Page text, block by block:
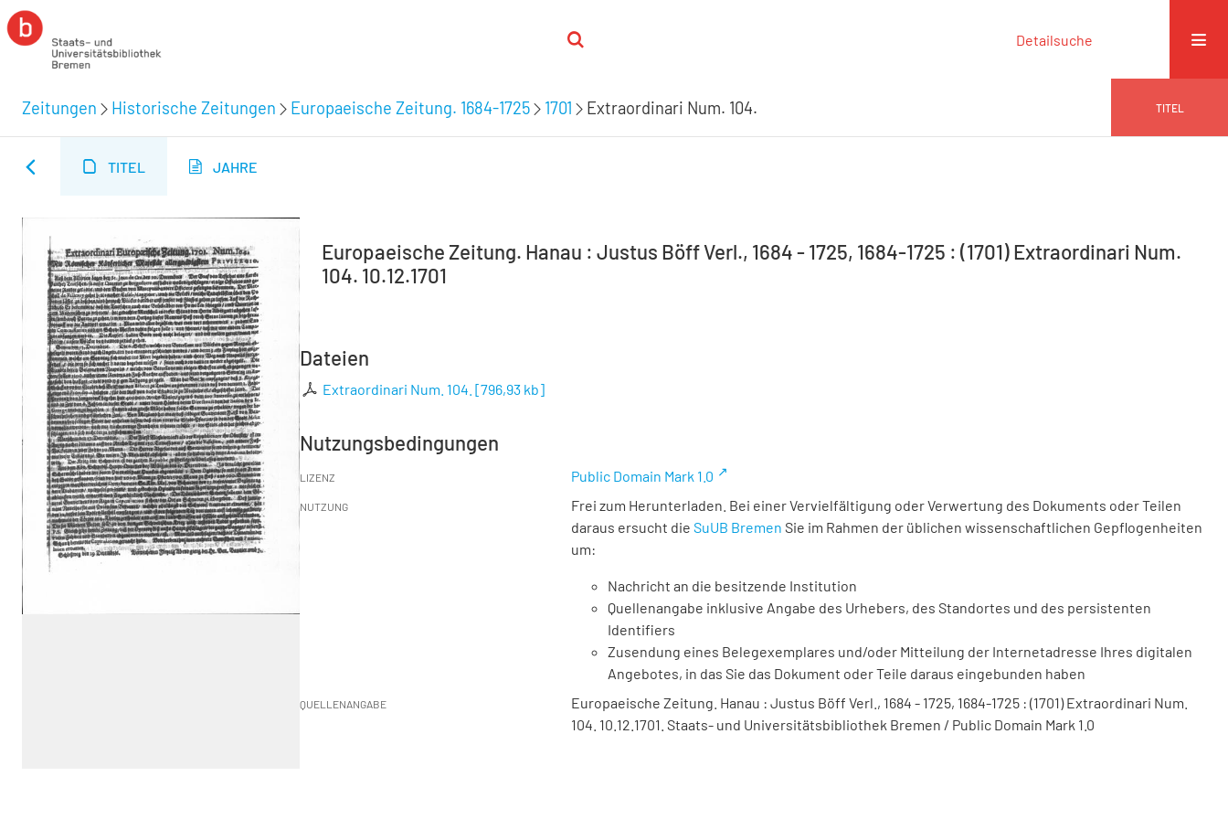
Detailsuche
Zeitungen Historische Zeitungen Europaeische Zeitung. 1684-1725 1701 Extraordinari Num. 104. TITEL
TITEL JAHRE
Europaeische Zeitung. Hanau : Justus Böff Verl., 1684 - 1725, 1684-1725 : (1701) Extraordinari Num.
104. 10.12.1701
Dateien
Extraordinari Num. 104. [796,93 kb]
Nutzungsbedingungen
LIZENZ Public Domain Mark 1.0
NUTZUNG
Frei zum Herunterladen. Bei einer Vervielfältigung oder Verwertung des Dokuments oder Teilen
daraus ersucht die SuUB Bremen Sie im Rahmen der üblichen wissenschaftlichen Gepflogenheiten
um:
Nachricht an die besitzende Institution
Quellenangabe inklusive Angabe des Urhebers, des Standortes und des persistenten
Identifiers
Zusendung eines Belegexemplares und/oder Mitteilung der Internetadresse Ihres digitalen
Angebotes, in das Sie das Dokument oder Teile daraus eingebunden haben
QUELLENANGABE
Europaeische Zeitung. Hanau : Justus Böff Verl., 1684 - 1725, 1684-1725 : (1701) Extraordinari Num.
104. 10.12.1701. Staats- und Universitätsbibliothek Bremen / Public Domain Mark 1.0